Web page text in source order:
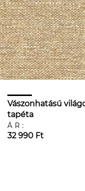
Vászonhatású
tapéta
ÁR:
32 990 Ft